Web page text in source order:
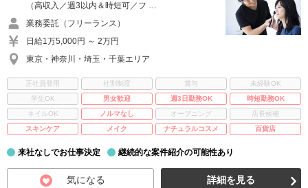
（高収入／週3以内＆時短可／フ …
業務委託（フリーランス）
日給1万5,000円 ～ 2万円
東京・神奈川・埼玉・千葉エリア
正社員登用 社割制度 賞与
未経験OK
学生OK
男女歓迎 週3日勤務OK
時短勤務OK
ネイルOK
ノルマなし オープニング
店長候補
スキンケア
メイク ナチュラルコスメ 百貨店
来社なしでお仕事決定 継続的な案件紹介の可能性あり
気になる 詳細を見る